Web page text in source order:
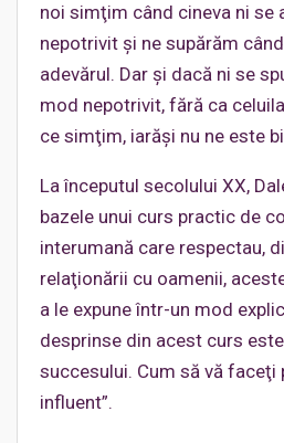
noi simţim când cineva ni se
nepotrivit şi ne supărăm
adevărul. Dar şi dacă ni se
mod nepotrivit, fără ca
ce simţim, iarăşi nu ne este
La începutul secolului XX,
bazele unui curs practic de
interumană care respectau,
relaţionării cu oamenii,
a le expune într-un mod
desprinse din acest curs
succesului. Cum să vă faceţi
influent”.